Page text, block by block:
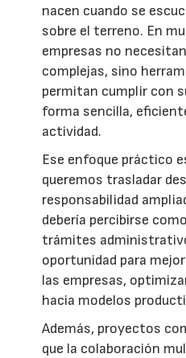
nacen cuando se
sobre el terreno. En
empresas no
complejas, sino
permitan cumplir con
forma sencilla,
actividad.
Ese enfoque práctico
queremos trasladar
responsabilidad
debería percibirse
trámites
oportunidad para
las empresas,
hacia modelos
Además, proyectos
que la colaboración